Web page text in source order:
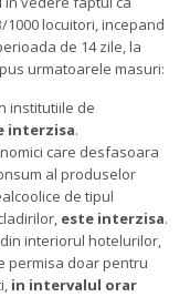
locuitori, incepand
de 14 zile, la
urmatoarele masuri:
institutiile de
interzisa.
care desfasoara
al produselor
de tipul
este interzisa.
interiorul hotelurilor,
permisa doar pentru
in intervalul orar